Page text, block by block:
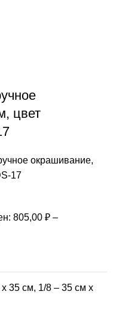
цвет
окрашивание,
17
805,00 ₽ –
35 см, 1/8 – 35 см х